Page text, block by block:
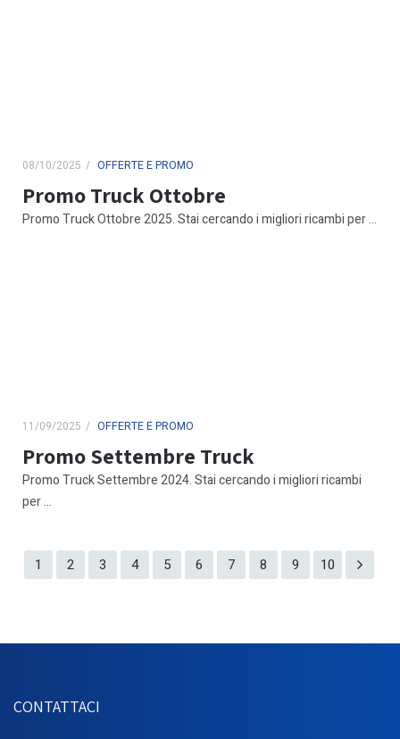
08/10/2025 OFFERTE E PROMO
Promo Truck Ottobre
Promo Truck Ottobre 2025. Stai cercando i migliori ricambi per ...
11/09/2025 OFFERTE E PROMO
Promo Settembre Truck
Promo Truck Settembre 2024. Stai cercando i migliori ricambi
per ...
1 2 3 4 5 6 7 8 9 10
CONTATTACI